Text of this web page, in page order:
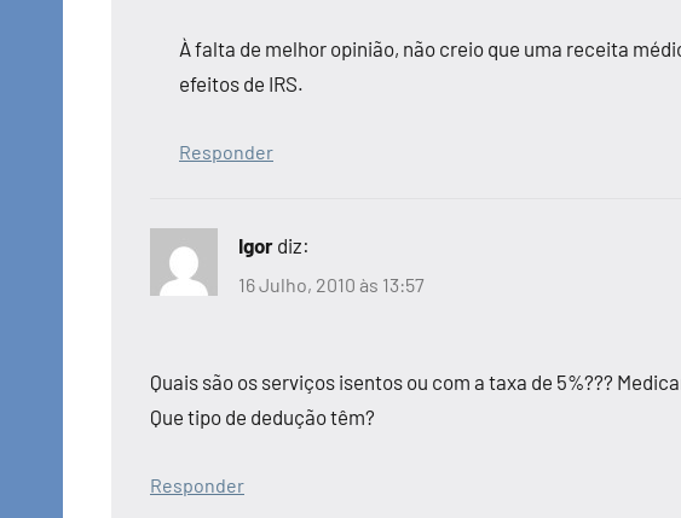
À falta de melhor opinião, não creio que uma receita
efeitos de IRS.
Responder
Igor diz:
16 Julho, 2010 às 13:57
Quais são os serviços isentos ou com a taxa de 5%???
Que tipo de dedução têm?
Responder